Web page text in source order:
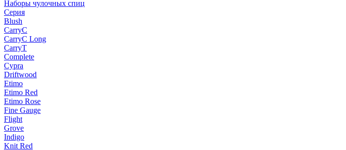
Наборы чулочных спиц
Серия
Blush
CarryC
CarryC Long
CarryT
Complete
Cypra
Driftwood
Etimo
Etimo Red
Etimo Rose
Fine Gauge
Flight
Grove
Indigo
Knit Red